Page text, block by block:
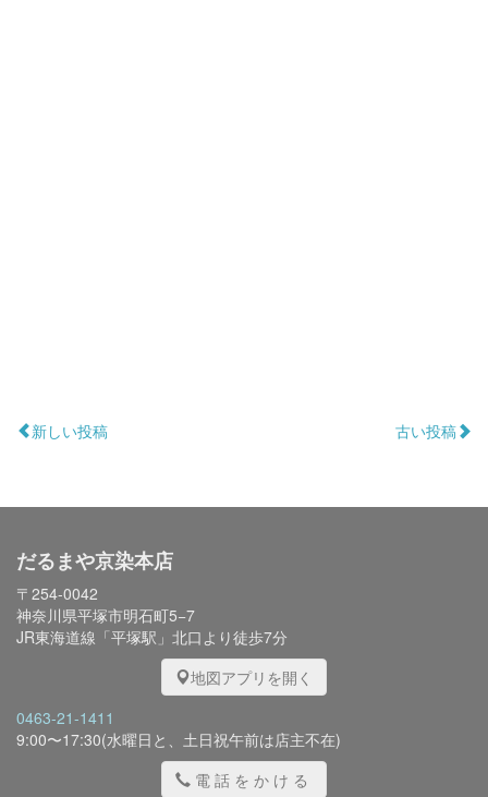
新しい投稿 古い投稿
だるまや京染本店
〒254-0042
神奈川県平塚市明石町5−7
JR東海道線「平塚駅」北口より徒歩7分
地図アプリを開く
0463-21-1411
9:00〜17:30(水曜日と、土日祝午前は店主不在)
電話をかける